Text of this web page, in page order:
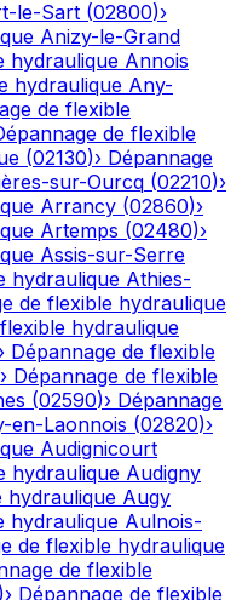
le-Sart (02800)›
Anizy-le-Grand
hydraulique Annois
hydraulique Any-
de flexible
de flexible
(02130)› Dépannage
sur-Ourcq (02210)›
Arrancy (02860)›
Artemps (02480)›
Assis-sur-Serre
hydraulique Athies-
de flexible hydraulique
hydraulique
› Dépannage de flexible
› Dépannage de flexible
(02590)› Dépannage
en-Laonnois (02820)›
Audignicourt
hydraulique Audigny
hydraulique Augy
hydraulique Aulnois-
de flexible hydraulique
de flexible
)› Dépannage de flexible